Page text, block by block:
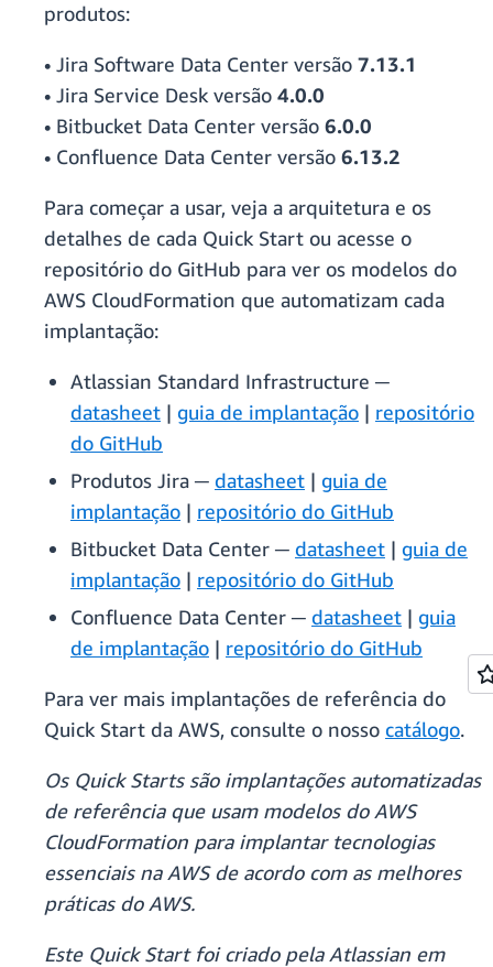
produtos:
• Jira Software Data Center versão 7.13.1
• Jira Service Desk versão 4.0.0
• Bitbucket Data Center versão 6.0.0
• Confluence Data Center versão 6.13.2
Para começar a usar, veja a arquitetura e os
detalhes de cada Quick Start ou acesse o
repositório do GitHub para ver os modelos do
AWS CloudFormation que automatizam cada
implantação:
Atlassian Standard Infrastructure ─
datasheet | guia de implantação | repositório
do GitHub
Produtos Jira ─ datasheet | guia de
implantação | repositório do GitHub
Bitbucket Data Center ─ datasheet | guia de
implantação | repositório do GitHub
Confluence Data Center ─ datasheet | guia
de implantação | repositório do GitHub
Para ver mais implantações de referência do
Quick Start da AWS, consulte o nosso catálogo.
Os Quick Starts são implantações automatizadas
de referência que usam modelos do AWS
CloudFormation para implantar tecnologias
essenciais na AWS de acordo com as melhores
práticas do AWS.
Este Quick Start foi criado pela Atlassian em